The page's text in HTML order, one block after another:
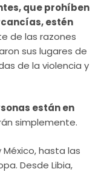
que prohíben
estén
de las razones
sus lugares de
de la violencia y
están en
simplemente.
hasta las
Desde Libia,